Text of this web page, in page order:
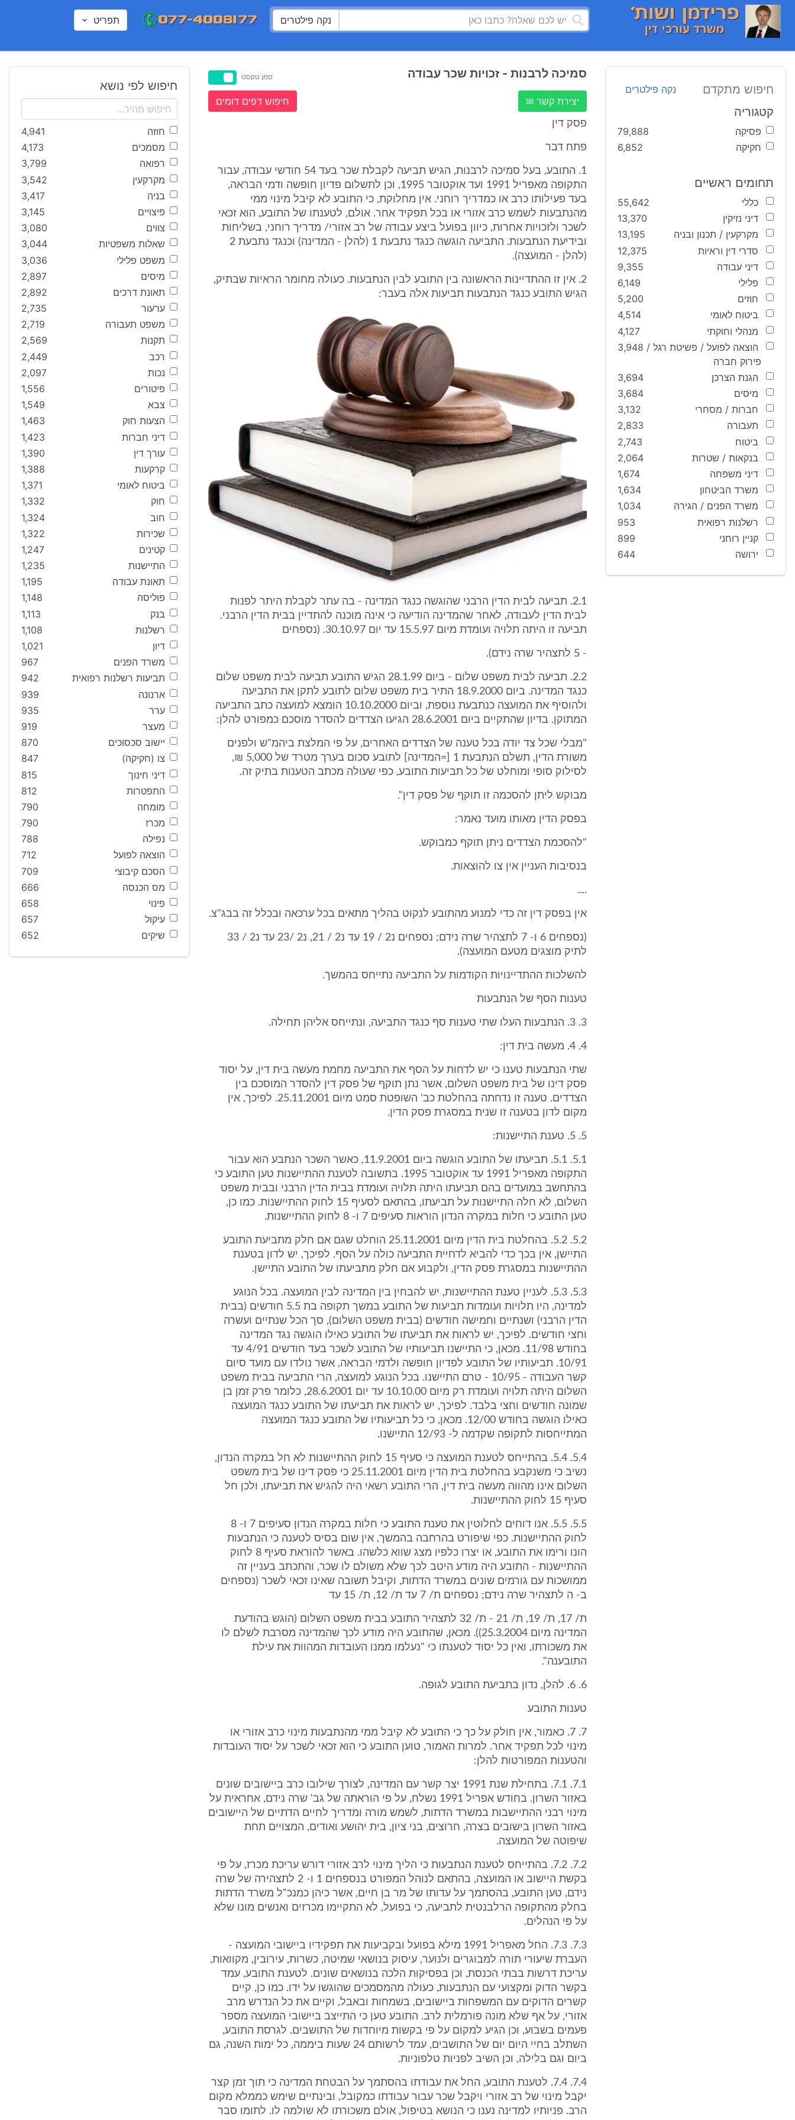
נקה פילטרים תפריט
חיפוש מתקדם נקה פילטרים
קטגוריה
פסיקה
79,888
חקיקה
6,852
תחומים ראשיים
כללי
55,642
דיני נזיקין
13,370
מקרקעין / תכנון ובניה
13,195
סדרי דין וראיות
12,375
דיני עבודה
9,355
פלילי
6,149
חוזים
5,200
ביטוח לאומי
4,514
מנהלי וחוקתי
4,127
הוצאה לפועל / פשיטת רגל /
פירוק חברה
3,948
הגנת הצרכן
3,694
מיסים
3,684
חברות / מסחרי
3,132
תעבורה
2,833
ביטוח
2,743
בנקאות / שטרות
2,064
דיני משפחה
1,674
משרד הביטחון
1,634
משרד הפנים / הגירה
1,034
רשלנות רפואית
953
קניין רוחני
899
ירושה
644
סמיכה לרבנות - זכויות שכר עבודה סמן טקסט
יצירת קשר ✉ חיפוש דפים דומים
פסק דין
פתח דבר
1. התובע, בעל סמיכה לרבנות, הגיש תביעה לקבלת שכר בעד 54 חודשי עבודה, עבור
התקופה מאפריל 1991 ועד אוקטובר 1995, וכן לתשלום פדיון חופשה ודמי הבראה,
בעד פעילותו כרב או כמדריך רוחני. אין מחלוקת, כי התובע לא קיבל מינוי ממי
מהנתבעות לשמש כרב אזורי או בכל תפקיד אחר. אולם, לטענתו של התובע, הוא זכאי
לשכר ולזכויות אחרות, כיוון בפועל ביצע עבודה של רב אזורי/ מדריך רוחני, בשליחות
ובידיעת הנתבעות. התביעה הוגשה כנגד נתבעת 1 (להלן - המדינה) וכנגד נתבעת 2
(להלן - המועצה).
2. אין זו ההתדיינות הראשונה בין התובע לבין הנתבעות. כעולה מחומר הראיות שבתיק,
הגיש התובע כנגד הנתבעות תביעות אלה בעבר:
2.1. תביעה לבית הדין הרבני שהוגשה כנגד המדינה - בה עתר לקבלת היתר לפנות
לבית הדין לעבודה, לאחר שהמדינה הודיעה כי אינה מוכנה להתדיין בבית הדין הרבני.
תביעה זו היתה תלויה ועומדת מיום 15.5.97 עד יום 30.10.97. (נספחים
- 5 לתצהיר שרה נידם).
2.2. תביעה לבית משפט שלום - ביום 28.1.99 הגיש התובע תביעה לבית משפט שלום
כנגד המדינה. ביום 18.9.2000 התיר בית משפט שלום לתובע לתקן את התביעה
ולהוסיף את המועצה כנתבעת נוספת, וביום 10.10.2000 הומצא למועצה כתב התביעה
המתוקן. בדיון שהתקיים ביום 28.6.2001 הגיעו הצדדים להסדר מוסכם כמפורט להלן:
"מבלי שכל צד יודה בכל טענה של הצדדים האחרים, על פי המלצת ביהמ"ש ולפנים
משורת הדין, תשלם הנתבעת 1 [=המדינה] לתובע סכום בערך מטרד של 5,000 ₪,
לסילוק סופי ומוחלט של כל תביעות התובע, כפי שעולה מכתב הטענות בתיק זה.
מבוקש ליתן להסכמה זו תוקף של פסק דין".
בפסק הדין מאותו מועד נאמר:
"להסכמת הצדדים ניתן תוקף כמבוקש.
בנסיבות העניין אין צו להוצאות.
....
אין בפסק דין זה כדי למנוע מהתובע לנקוט בהליך מתאים בכל ערכאה ובכלל זה בבג"צ.
(נספחים 6 ו- 7 לתצהיר שרה נידם; נספחים נ2 / 19 עד נ2 / 21, נ2 /23 עד נ2 / 33
לתיק מוצגים מטעם המועצה).
להשלכות ההתדיינויות הקודמות על התביעה נתייחס בהמשך.
טענות הסף של הנתבעות
3. 3. הנתבעות העלו שתי טענות סף כנגד התביעה, ונתייחס אליהן תחילה.
4. 4. מעשה בית דין:
שתי הנתבעות טענו כי יש לדחות על הסף את התביעה מחמת מעשה בית דין, על יסוד
פסק דינו של בית משפט השלום, אשר נתן תוקף של פסק דין להסדר המוסכם בין
הצדדים. טענה זו נדחתה בהחלטת כב' השופטת סמט מיום 25.11.2001. לפיכך, אין
מקום לדון בטענה זו שנית במסגרת פסק הדין.
5. 5. טענת התיישנות:
5.1. 5.1. תביעתו של התובע הוגשה ביום 11.9.2001, כאשר השכר הנתבע הוא עבור
התקופה מאפריל 1991 עד אוקטובר 1995. בתשובה לטענת ההתיישנות טען התובע כי
בהתחשב במועדים בהם תביעתו היתה תלויה ועומדת בבית הדין הרבני ובבית משפט
השלום, לא חלה התיישנות על תביעתו, בהתאם לסעיף 15 לחוק ההתיישנות. כמו כן,
טען התובע כי חלות במקרה הנדון הוראות סעיפים 7 ו- 8 לחוק ההתיישנות.
5.2. 5.2. בהחלטת בית הדין מיום 25.11.2001 הוחלט שגם אם חלק מתביעת התובע
התיישן, אין בכך כדי להביא לדחיית התביעה כולה על הסף. לפיכך, יש לדון בטענת
ההתיישנות במסגרת פסק הדין, ולקבוע אם חלק מתביעתו של התובע התיישן.
5.3. 5.3. לעניין טענת ההתיישנות, יש להבחין בין המדינה לבין המועצה. בכל הנוגע
למדינה, היו תלויות ועומדות תביעות של התובע במשך תקופה בת 5.5 חודשים (בבית
הדין הרבני) ושנתיים וחמישה חודשים (בבית משפט השלום), סך הכל שנתיים ועשרה
וחצי חודשים. לפיכך, יש לראות את תביעתו של התובע כאילו הוגשה נגד המדינה
בחודש 11/98. מכאן, כי התיישנו תביעותיו של התובע לשכר בעד חודשים 4/91 עד
10/91. תביעותיו של התובע לפדיון חופשה ולדמי הבראה, אשר נולדו עם מועד סיום
קשר העבודה - 10/95 - טרם התיישנו. בכל הנוגע למועצה, הרי התביעה בבית משפט
השלום היתה תלויה ועומדת רק מיום 10.10.00 עד יום 28.6.2001, כלומר פרק זמן בן
שמונה חודשים וחצי בלבד. לפיכך, יש לראות את תביעתו של התובע כנגד המועצה
כאילו הוגשה בחודש 12/00. מכאן, כי כל תביעותיו של התובע כנגד המועצה
המתייחסות לתקופה שקדמה ל- 12/93 התיישנו.
5.4. 5.4. בהתייחס לטענת המועצה כי סעיף 15 לחוק ההתיישנות לא חל במקרה הנדון,
נשיב כי משנקבע בהחלטת בית הדין מיום 25.11.2001 כי פסק דינו של בית משפט
השלום אינו מהווה מעשה בית דין, הרי התובע רשאי היה להגיש את תביעתו, ולכן חל
סעיף 15 לחוק ההתיישנות.
5.5. 5.5. אנו דוחים לחלוטין את טענת התובע כי חלות במקרה הנדון סעיפים 7 ו- 8
לחוק ההתיישנות. כפי שיפורט בהרחבה בהמשך, אין שום בסיס לטענה כי הנתבעות
הונו ורימו את התובע, או יצרו כלפיו מצג שווא כלשהו. באשר להוראת סעיף 8 לחוק
ההתיישנות - התובע היה מודע היטב לכך שלא משולם לו שכר, והתכתב בעניין זה
ממושכות עם גורמים שונים במשרד הדתות, וקיבל תשובה שאינו זכאי לשכר (נספחים
ב- ה לתצהיר שרה נידם; נספחים ת/ 7 עד ת/ 12, ת/ 15 עד
ת/ 17, ת/ 19, ת/ 21 - ת/ 32 לתצהיר התובע בבית משפט השלום (הוגש בהודעת
המדינה מיום 25.3.2004)). מכאן, שהתובע היה מודע לכך שהמדינה מסרבת לשלם לו
את משכורתו, ואין כל יסוד לטענתו כי "נעלמו ממנו העובדות המהוות את עילת
התובענה".
6. 6. להלן, נדון בתביעת התובע לגופה.
טענות התובע
7. 7. כאמור, אין חולק על כך כי התובע לא קיבל ממי מהנתבעות מינוי כרב אזורי או
מינוי לכל תפקיד אחר. למרות האמור, טוען התובע כי הוא זכאי לשכר על יסוד העובדות
והטענות המפורטות להלן:
7.1. 7.1. בתחילת שנת 1991 יצר קשר עם המדינה, לצורך שילובו כרב ביישובים שונים
באזור השרון. בחודש אפריל 1991 נשלח, על פי הוראתה של גב' שרה נידם, אחראית על
מינוי רבני ההתיישבות במשרד הדתות, לשמש מורה ומדריך לחיים הדתיים של היישובים
באזור השרון בישובים בצרה, חרוצים, בני ציון, בית יהושע ואודים, המצויים תחת
שיפוטה של המועצה.
7.2. 7.2. בהתייחס לטענת הנתבעות כי הליך מינוי לרב אזורי דורש עריכת מכרז, על פי
בקשת היישוב או המועצה, בהתאם לנוהל המפורט בנספחים 1 ו- 2 לתצהירה של שרה
נידם, טען התובע, בהסתמך על עדותו של מר בן חיים, אשר כיהן כמנכ"ל משרד הדתות
בחלק מהתקופה הרלבנטית לתביעה, כי בפועל, לא התקיימו מכרזים ואנשים מונו שלא
על פי הנהלים.
7.3. 7.3. החל מאפריל 1991 מילא בפועל ובקביעות את תפקידיו ביישובי המועצה -
העברת שיעורי תורה למבוגרים ולנוער, עיסוק בנושאי שמיטה, כשרות, עירובין, מקוואות,
עריכת דרשות בבתי הכנסת, וכן בפסיקות הלכה בנושאים שונים. לטענת התובע, עמד
בקשר הדוק ומקצועי עם הנתבעות, כעולה מהמסמכים שהוגשו על ידו. כמו כן, קיים
קשרים הדוקים עם המשפחות ביישובים, בשמחות ובאבל, וקיים את כל הנדרש מרב
אזורי, על אף שלא מונה פורמלית לרב. התובע טען כי התייצב ביישובי המועצה מספר
פעמים בשבוע, וכן הגיע למקום על פי בקשות מיוחדות של התושבים. לגרסת התובע,
השתלב בחיי היום יום של התושבים, עמד לרשותם 24 שעות ביממה, כל ימות השנה, גם
ביום וגם בלילה, וכן השיב לפניות טלפוניות.
7.4. 7.4. לטענת התובע, החל את עבודתו בהסתמך על הבטחת המדינה כי תוך זמן קצר
יקבל מינוי של רב אזורי ויקבל שכר עבור עבודתו כמקובל, ובינתיים שימש כממלא מקום
הרב. פניותיו למדינה נענו כי הנושא בטיפול, אולם משכורתו לא שולמה לו. לתומו סבר
חיפוש לפי נושא
חוזה
4,941
מסמכים
4,173
רפואה
3,799
מקרקעין
3,542
בניה
3,417
פיצויים
3,145
צווים
3,080
שאלות משפטיות
3,044
משפט פלילי
3,036
מיסים
2,897
תאונת דרכים
2,892
ערעור
2,735
משפט תעבורה
2,719
תקנות
2,569
רכב
2,449
נכות
2,097
פיטורים
1,556
צבא
1,549
הצעות חוק
1,463
דיני חברות
1,423
עורך דין
1,390
קרקעות
1,388
ביטוח לאומי
1,371
חוק
1,332
חוב
1,324
שכירות
1,322
קטינים
1,247
התיישנות
1,235
תאונת עבודה
1,195
פוליסה
1,148
בנק
1,113
רשלנות
1,108
דיון
1,021
משרד הפנים
967
תביעות רשלנות רפואית
942
ארנונה
939
ערר
935
מעצר
919
יישוב סכסוכים
870
צו (חקיקה)
847
דיני חינוך
815
התפטרות
812
מומחה
790
מכרז
790
נפילה
788
הוצאה לפועל
712
הסכם קיבוצי
709
מס הכנסה
666
פינוי
658
עיקול
657
שיקים
652